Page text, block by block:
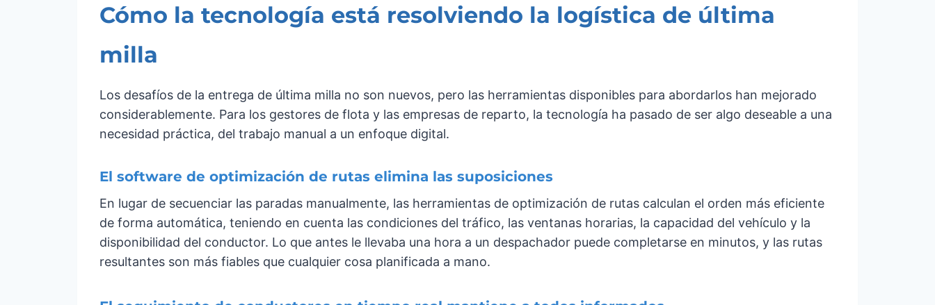
Cómo la tecnología está resolviendo la logística de última
milla
Los desafíos de la entrega de última milla no son nuevos, pero las herramientas disponibles para abordarlos han mejorado
considerablemente. Para los gestores de flota y las empresas de reparto, la tecnología ha pasado de ser algo deseable a una
necesidad práctica, del trabajo manual a un enfoque digital.
El software de optimización de rutas elimina las suposiciones
En lugar de secuenciar las paradas manualmente, las herramientas de optimización de rutas calculan el orden más eficiente
de forma automática, teniendo en cuenta las condiciones del tráfico, las ventanas horarias, la capacidad del vehículo y la
disponibilidad del conductor. Lo que antes le llevaba una hora a un despachador puede completarse en minutos, y las rutas
resultantes son más fiables que cualquier cosa planificada a mano.